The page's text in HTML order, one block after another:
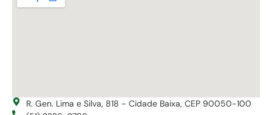
R. Gen. Lima e Silva, 818 - Cidade Baixa, CEP 90050-100